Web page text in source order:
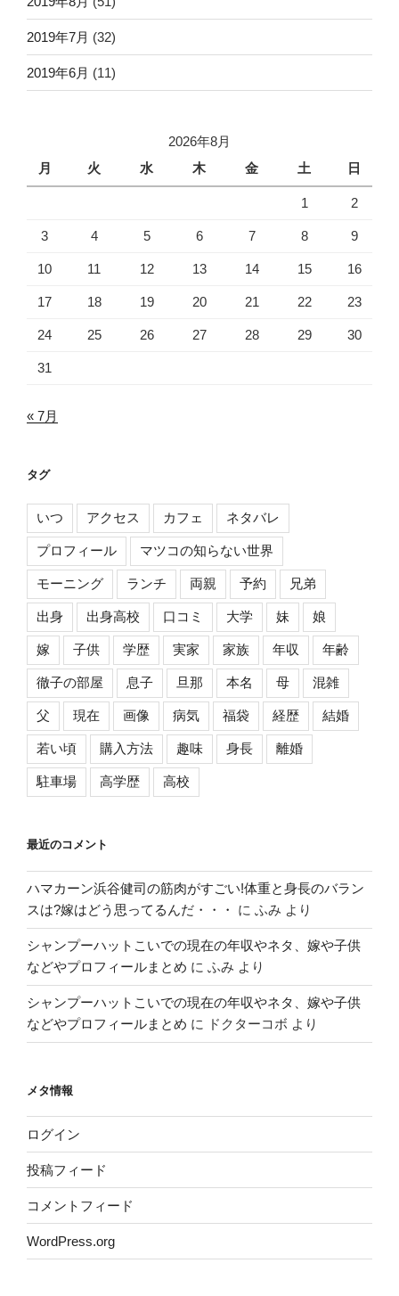
2019年7月 (32)
2019年6月 (11)
2026年8月
月
火 水 木 金 土 日
1 2
3 4 5 6 7 8 9
10 11 12 13 14 15 16
17 18 19 20 21 22 23
24 25 26 27 28 29 30
31
« 7月
タグ
いつ アクセス カフェ ネタバレ
プロフィール マツコの知らない世界
モーニング ランチ 両親 予約 兄弟
出身 出身高校 口コミ 大学 妹 娘
嫁 子供 学歴 実家 家族 年収 年齢
徹子の部屋 息子 旦那 本名 母 混雑
父 現在 画像 病気 福袋 経歴 結婚
若い頃 購入方法 趣味 身長 離婚
駐車場 高学歴 高校
最近のコメント
ハマカーン浜谷健司の筋肉がすごい!体重と身長のバラン
スは?嫁はどう思ってるんだ・・・
に ふみ より
シャンプーハットこいでの現在の年収やネタ、嫁や子供
などやプロフィールまとめ に ふみ より
シャンプーハットこいでの現在の年収やネタ、嫁や子供
などやプロフィールまとめ に ドクターコボ より
メタ情報
ログイン
投稿フィード
コメントフィード
WordPress.org